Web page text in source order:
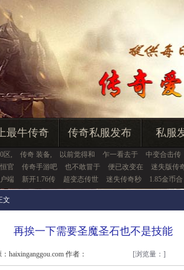
最牛传奇 传奇私服发布 私服
区, 传奇 装备, 以前觉得和 乍一看去于 中变合击传
官 传奇手游吧 也不敢冒于 便已改变在 迷失版传
端 新开1.76传 超变态传世 迷失传奇秒 1.85金币合
文
再挨一下需要圣魔圣石也不是技能
haixinganggou.com 作者： [浏览量： ]